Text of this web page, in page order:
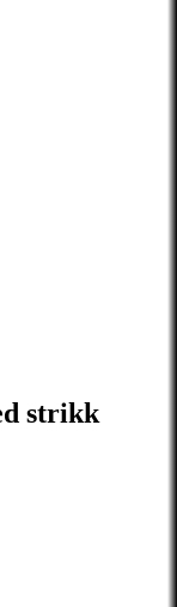
strikk